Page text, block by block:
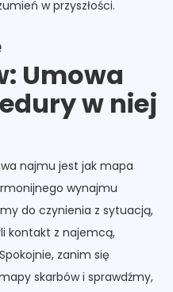
w przyszłości.
Umowa
w niej
najmu jest jak mapa
wynajmu
do czynienia z sytuacją,
kontakt z najemcą,
zanim się
skarbów i sprawdźmy,